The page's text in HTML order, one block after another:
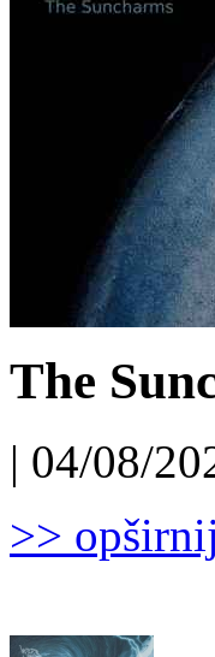
The
| 04/08/
>>